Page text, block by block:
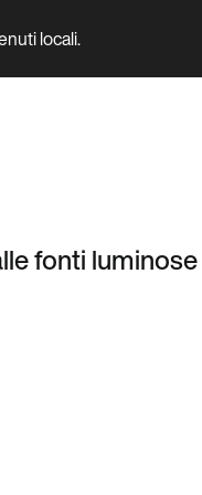
locali.
fonti luminose